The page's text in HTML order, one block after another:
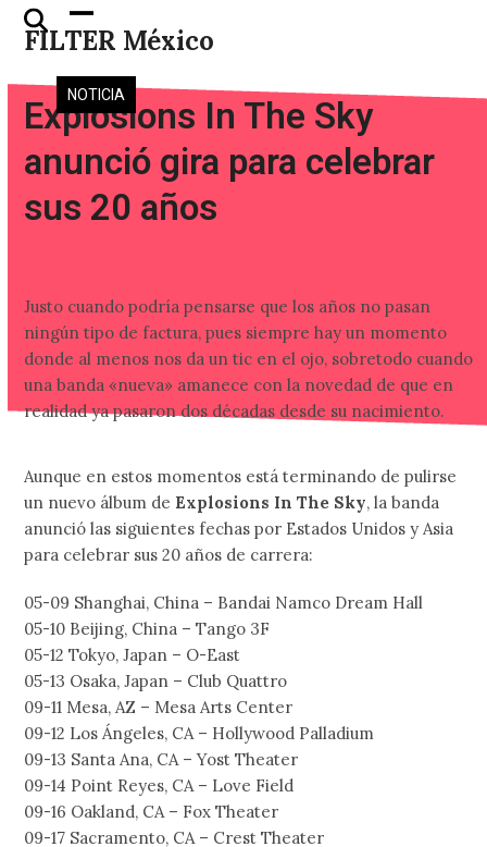
Skip
FILTER México
Open
mobile
menu
Close
mobile
menu
NOTICIA
Explosions In The Sky
anunció gira para celebrar
sus 20 años
Justo cuando podría pensarse que los años no pasan
ningún tipo de factura, pues siempre hay un momento
donde al menos nos da un tic en el ojo, sobretodo cuando
una banda «nueva» amanece con la novedad de que en
realidad ya pasaron dos décadas desde su nacimiento.
Aunque en estos momentos está terminando de pulirse
un nuevo álbum de Explosions In The Sky, la banda
anunció las siguientes fechas por Estados Unidos y Asia
para celebrar sus 20 años de carrera:
05-09 Shanghai, China – Bandai Namco Dream Hall
05-10 Beijing, China – Tango 3F
05-12 Tokyo, Japan – O-East
05-13 Osaka, Japan – Club Quattro
09-11 Mesa, AZ – Mesa Arts Center
09-12 Los Ángeles, CA – Hollywood Palladium
09-13 Santa Ana, CA – Yost Theater
09-14 Point Reyes, CA – Love Field
09-16 Oakland, CA – Fox Theater
09-17 Sacramento, CA – Crest Theater